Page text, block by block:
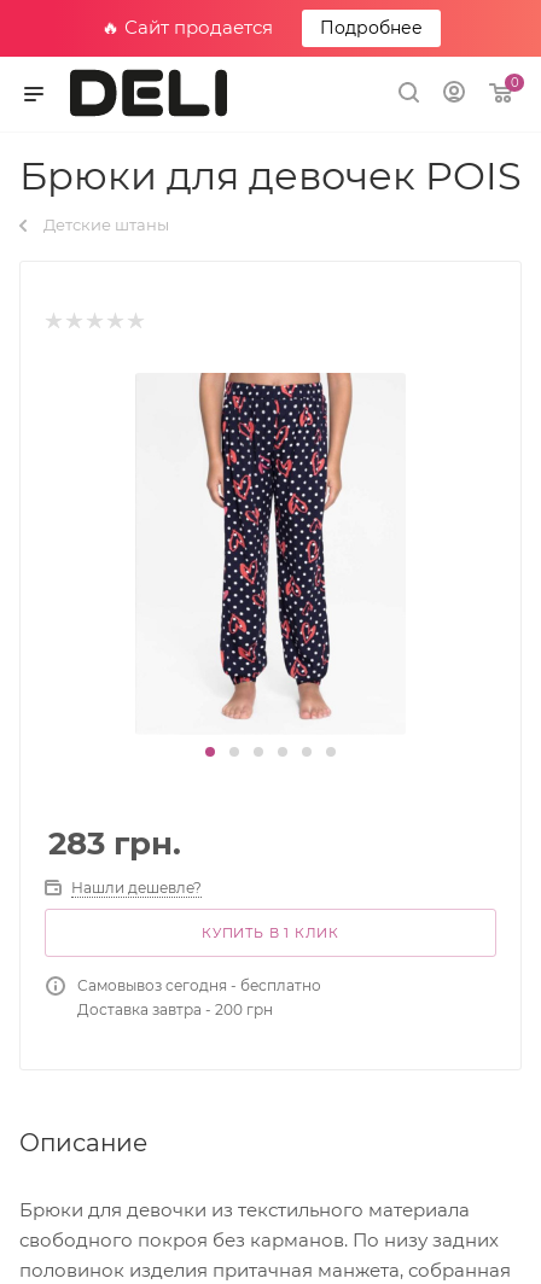
🔥 Сайт продается Подробнее
0
Брюки для девочек POIS
Детские штаны
283 грн.
Нашли дешевле?
КУПИТЬ В 1 КЛИК
Самовывоз сегодня - бесплатно
Доставка завтра - 200 грн
Описание
Брюки для девочки из текстильного материала
свободного покроя без карманов. По низу задних
половинок изделия притачная манжета, собранная